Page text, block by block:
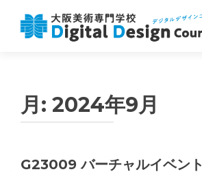
月: 2024年9月
G23009 バーチャルイベント